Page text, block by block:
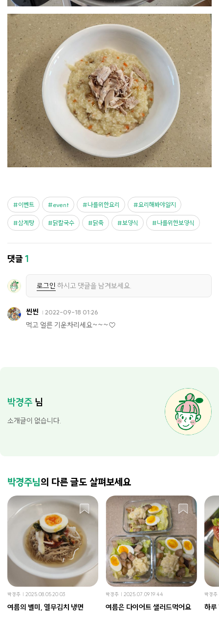
이벤트 event 나를위한요리 요리해봐야알지
삼계탕 닭칼국수 닭죽 보양식 나를위한보양식
댓글1
로그인 하시고 댓글을 남겨보세요.
씬씬 2022-09-18 01:26
먹고 얼른 기운차리세요~~~♡
박경주 님
소개글이 없습니다.
박경주님의 다른 글도 살펴보세요
박경주 2025.08.05 20:03
여름의 별미, 열무김치 냉면
박경주 2025.07.09 19:44
여름은 다이어트 샐러드먹어요
박경주
하루